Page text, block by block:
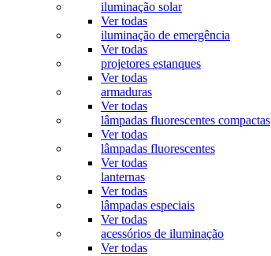
iluminação solar
Ver todas
iluminação de emergência
Ver todas
projetores estanques
Ver todas
armaduras
Ver todas
lâmpadas fluorescentes compactas
Ver todas
lâmpadas fluorescentes
Ver todas
lanternas
Ver todas
lâmpadas especiais
Ver todas
acessórios de iluminação
Ver todas